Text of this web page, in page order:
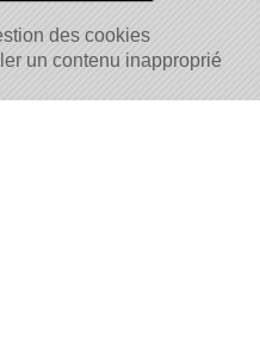
des cookies
un contenu inapproprié